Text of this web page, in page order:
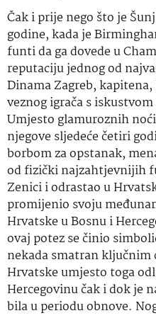
Čak i prije nego što je
godine, kada je
funti da ga dovede u
reputaciju jednog od
Dinama Zagreb,
veznog igrača s
Umjesto glamuroznih
njegove sljedeće četiri
borbom za opstanak,
od fizički najzahtjevnijih
Zenici i odrastao u
promijenio svoju
Hrvatske u Bosnu i
ovaj potez se činio
nekada smatran
Hrvatske umjesto toga
Hercegovinu čak i dok je
bila u periodu obnove.